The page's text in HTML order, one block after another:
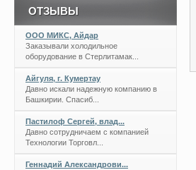
ОТЗЫВЫ
ООО МИКС, Айдар
Заказывали холодильное
оборудование в Стерлитамак...
Айгуля, г. Кумертау
Давно искали надежную компанию в
Башкирии. Спасиб...
Пастилоф Сергей, влад...
Давно сотрудничаем с компанией
Технологии Торговл...
Геннадий Александрови...